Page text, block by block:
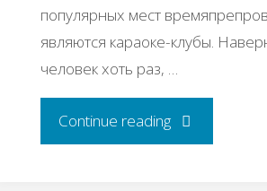
популярных мест
являются караоке-клубы.
человек хоть раз, …
Continue reading"Бизнес-